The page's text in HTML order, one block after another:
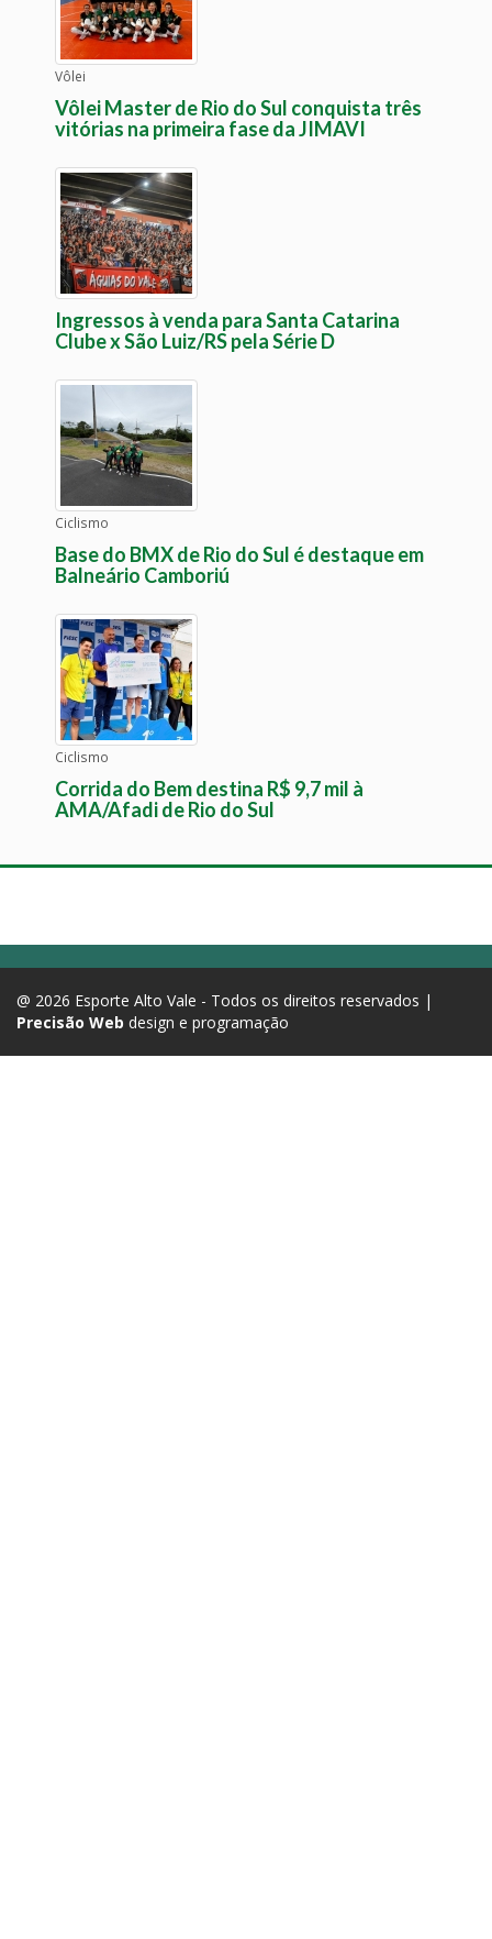
Vôlei
Vôlei Master de Rio do Sul conquista três
vitórias na primeira fase da JIMAVI
Ingressos à venda para Santa Catarina
Clube x São Luiz/RS pela Série D
Ciclismo
Base do BMX de Rio do Sul é destaque em
Balneário Camboriú
Ciclismo
Corrida do Bem destina R$ 9,7 mil à
AMA/Afadi de Rio do Sul
@ 2026 Esporte Alto Vale - Todos os direitos reservados |
Precisão Web design e programação